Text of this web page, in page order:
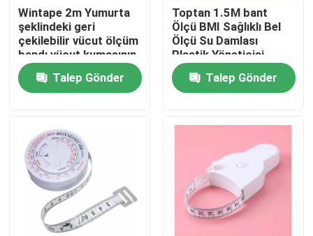
Kalite kontrol
Bize Ulaşın
Bir teklif isteği
Giyim Mezura
Lazer Mezura
Kişiye Özel Dikiş Mezura
Wintape 2m Yumurta
şeklindeki geri
çekilebilir vücut ölçüm
bandı vücut kumaşının
yüksekliğini ölçmek
için vb. Kilo kaybı
ölçümü
Talep Gönder
Toptan 1.5M bant
Ölçü BMI Sağlıklı Bel
Ölçü Su Damlası
Plastik Yöneticisi
Otomatik Çekici
Hediye Ölçü Bantı
Talep Gönder